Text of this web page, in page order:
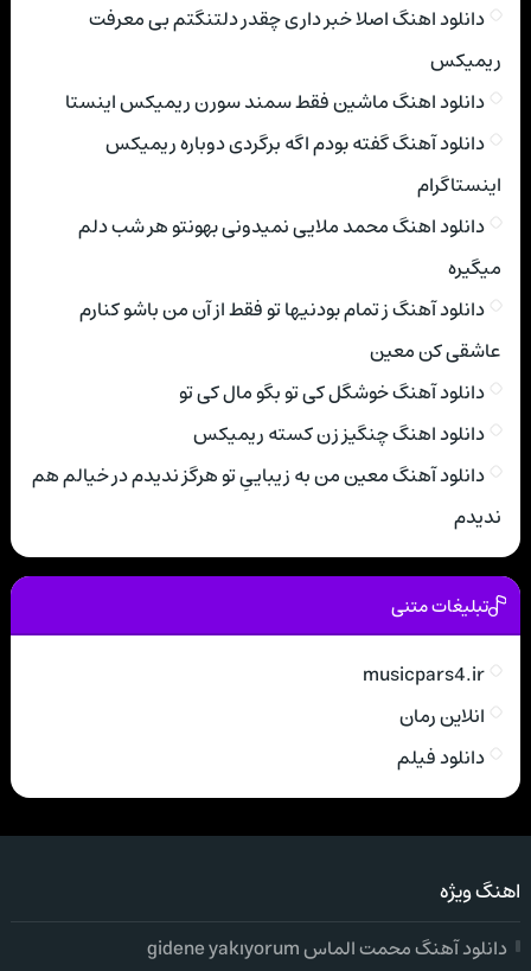
دانلود اهنگ اصلا خبر داری چقدر دلتنگتم بی معرفت
ریمیکس
دانلود اهنگ ماشین فقط سمند سورن ریمیکس اینستا
دانلود آهنگ گفته بودم اگه برگردی دوباره ریمیکس
اینستاگرام
دانلود اهنگ محمد ملایی نمیدونی بهونتو هر شب دلم
میگیره
دانلود آهنگ ز تمام بودنیها تو فقط از آن من باشو کنارم
عاشقی کن معین
دانلود آهنگ خوشگل کی تو بگو مال کی تو
دانلود اهنگ چنگیز زن کسته ریمیکس
دانلود آهنگ معین من به زیباییِ تو هرگز ندیدم در خیالم هم
ندیدم
تبلیغات متنی
musicpars4.ir
انلاین رمان
دانلود فیلم
اهنگ ویژه
دانلود آهنگ محمت الماس gidene yakıyorum